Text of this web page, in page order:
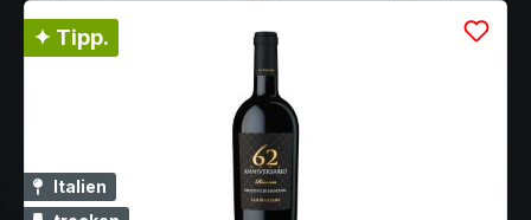
✦ Tipp.
Italien